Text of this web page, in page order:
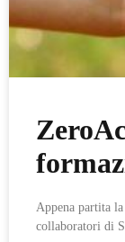
Appena partita
collaboratori di